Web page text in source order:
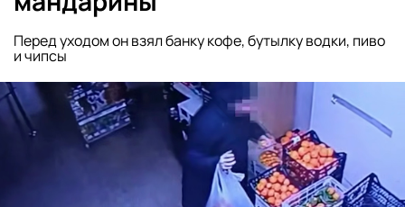
Перед уходом он взял банку кофе, бутылку водки, пиво
и чипсы